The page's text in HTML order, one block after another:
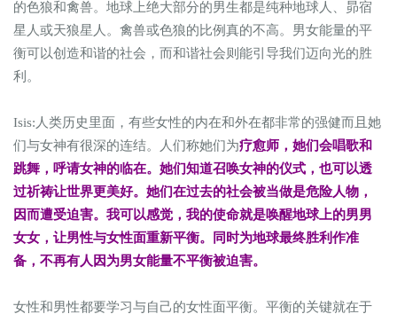
的色狼和禽兽。地球上绝大部分的男生都是纯种地球人、昴宿
星人或天狼星人。禽兽或色狼的比例真的不高。男女能量的平
衡可以创造和谐的社会，而和谐社会则能引导我们迈向光的胜
利。
Isis:人类历史里面，有些女性的内在和外在都非常的强健而且她
们与女神有很深的连结。人们称她们为疗愈师，她们会唱歌和
跳舞，呼请女神的临在。她们知道召唤女神的仪式，也可以透
过祈祷让世界更美好。她们在过去的社会被当做是危险人物，
因而遭受迫害。我可以感觉，我的使命就是唤醒地球上的男男
女女，让男性与女性面重新平衡。同时为地球最终胜利作准
备，不再有人因为男女能量不平衡被迫害。
女性和男性都要学习与自己的女性面平衡。平衡的关键就在于